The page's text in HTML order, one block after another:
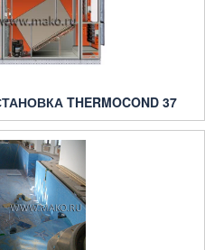
THERMOCOND 37